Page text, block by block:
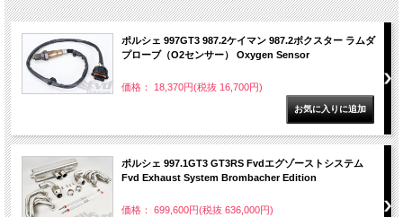
ポルシェ 997GT3 987.2ケイマン 987.2ボクスター ラムダ
プローブ（O2センサー） Oxygen Sensor
価格： 18,370円(税抜 16,700円)
ポルシェ 997.1GT3 GT3RS Fvdエグゾーストシステム
Fvd Exhaust System Brombacher Edition
価格： 699,600円(税抜 636,000円)